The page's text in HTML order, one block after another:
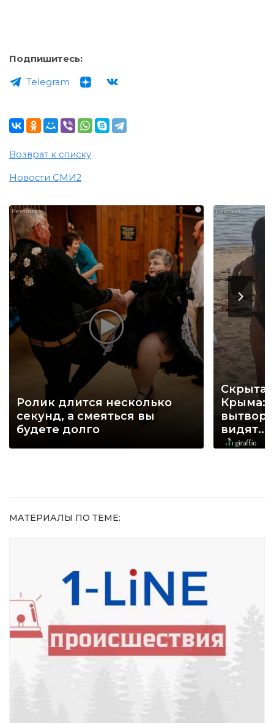
Подпишитесь:
Telegram
Возврат к списку
Новости СМИ2
i
Ролик длится несколько
секунд, а смеяться вы
будете долго
Крыма:
видят...
МАТЕРИАЛЫ ПО ТЕМЕ: